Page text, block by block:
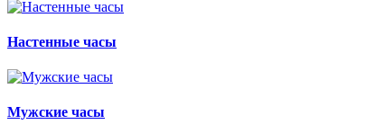
Настенные часы
Мужские часы